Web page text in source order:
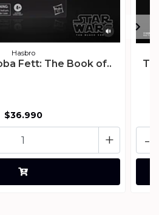
Hasbro
Fett: The Book of..
$36.990
+ -